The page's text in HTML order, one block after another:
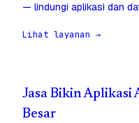
— lindungi aplikasi dan
Lihat layanan →
Jasa Bikin Aplikasi
Besar